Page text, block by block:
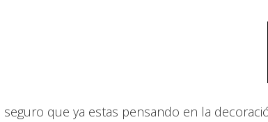
seguro que ya estas pensando en la